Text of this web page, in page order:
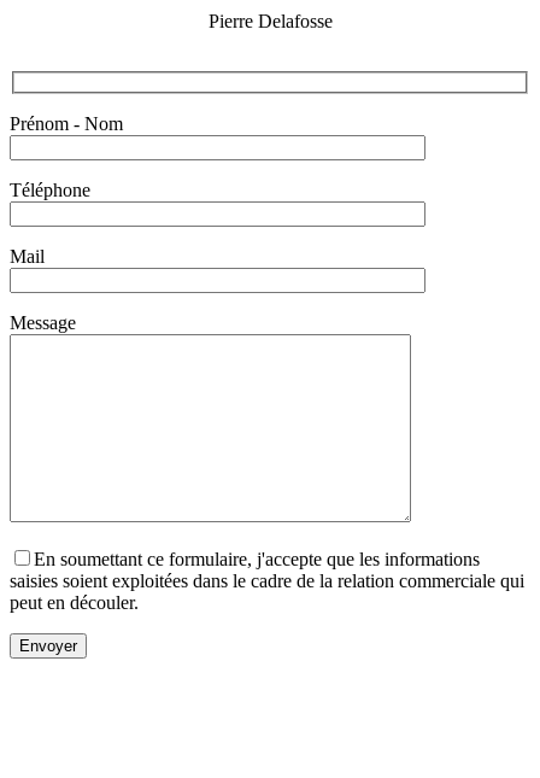
Pierre Delafosse
Prénom - Nom
Téléphone
Mail
Message
En soumettant ce formulaire, j'accepte que les informations
saisies soient exploitées dans le cadre de la relation commerciale qui
peut en découler.